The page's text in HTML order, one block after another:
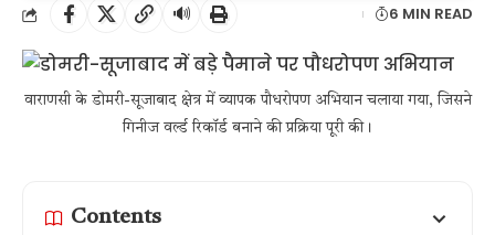
🔊 6 MIN READ
वाराणसी के डोमरी-सूजाबाद क्षेत्र में व्यापक पौधरोपण अभियान चलाया गया, जिसने
गिनीज वर्ल्ड रिकॉर्ड बनाने की प्रक्रिया पूरी की।
Contents